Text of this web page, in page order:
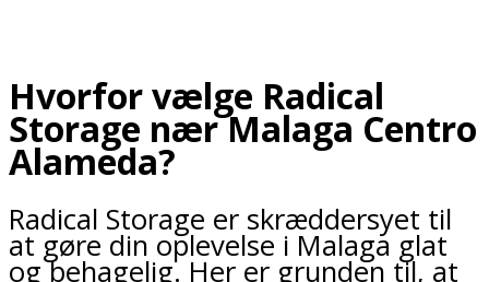
Hvorfor vælge Radical
Storage nær Malaga Centro
Alameda?
Radical Storage er skræddersyet til
at gøre din oplevelse i Malaga glat
og behagelig. Her er grunden til, at